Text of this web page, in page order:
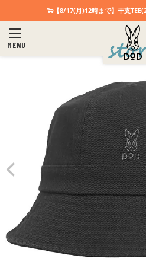
🐑【8/17(月)12時まで】干支
MENU